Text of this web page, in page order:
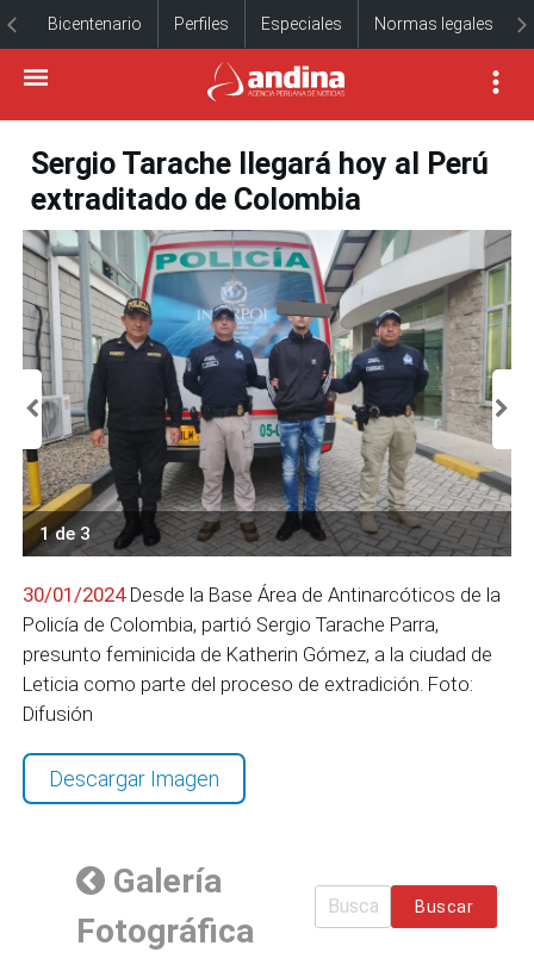
Bicentenario Perfiles Especiales Normas legales
Sergio Tarache llegará hoy al Perú
extraditado de Colombia
1 de 3
30/01/2024Desde la Base Área de Antinarcóticos de la
Policía de Colombia, partió Sergio Tarache Parra,
presunto feminicida de Katherin Gómez, a la ciudad de
Leticia como parte del proceso de extradición. Foto:
Difusión
Descargar Imagen
Galería
Fotográfica
Buscar